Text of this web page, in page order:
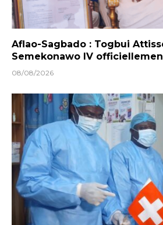
Aflao-Sagbado : Togbui
Semekonawo IV
08/08/2026